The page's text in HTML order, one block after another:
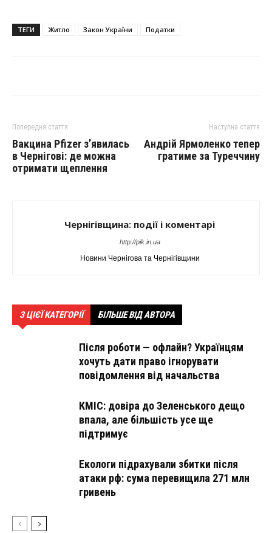
ТЕГИ Житло Закон України Податки
Попередня стаття
Вакцина Pfizer з’явилась
в Чернігові: де можна
отримати щеплення
Наступна стаття
Андрій Ярмоленко тепер
гратиме за Туреччину
Чернігівщина: події і коментарі
http://pik.in.ua
Новини Чернігова та Чернігівщини
З ЦІЄЇ КАТЕГОРІЇ БІЛЬШЕ ВІД АВТОРА
Після роботи — офлайн? Українцям
хочуть дати право ігнорувати
повідомлення від начальства
КМІС: довіра до Зеленського дещо
впала, але більшість усе ще
підтримує
Екологи підрахували збитки після
атаки рф: сума перевищила 271 млн
гривень